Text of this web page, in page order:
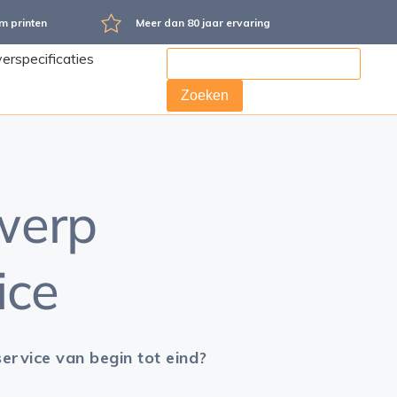
printen Meer dan 80 jaar ervaring
van begin tot eind?